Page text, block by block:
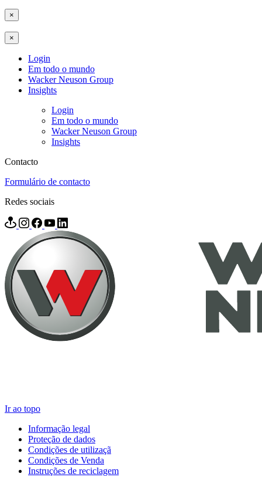
×
×
Login
Em todo o mundo
Wacker Neuson Group
Insights
Login
Em todo o mundo
Wacker Neuson Group
Insights
Contacto
Formulário de contacto
Redes sociais
Ir ao topo
Informação legal
Proteção de dados
Condições de utilizaçã
Condições de Venda
Instruções de reciclagem